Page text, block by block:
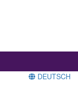
DEUTSCH